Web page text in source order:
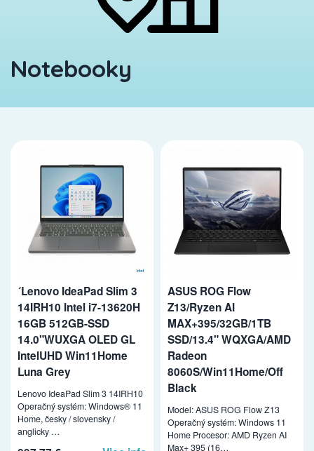
Notebooky
´Lenovo IdeaPad Slim 3
14IRH10 Intel i7-13620H
16GB 512GB-SSD
14.0"WUXGA OLED GL
IntelUHD Win11Home
Luna Grey
Lenovo IdeaPad Slim 3 14IRH10
Operačný systém: Windows® 11
Home, česky / slovensky /
anglicky …
ASUS ROG Flow
Z13/Ryzen AI
MAX+395/32GB/1TB
SSD/13.4" WQXGA/AMD
Radeon
8060S/Win11Home/Off
Black
Model: ASUS ROG Flow Z13
Operačný systém: Windows 11
Home Procesor: AMD Ryzen AI
Max+ 395 (16…